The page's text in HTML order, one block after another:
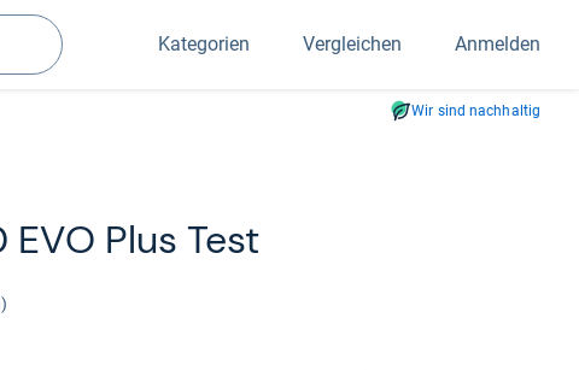
Suchen
Kategorien Vergleichen Anmelden
Wir sind nachhaltig
Plus Test